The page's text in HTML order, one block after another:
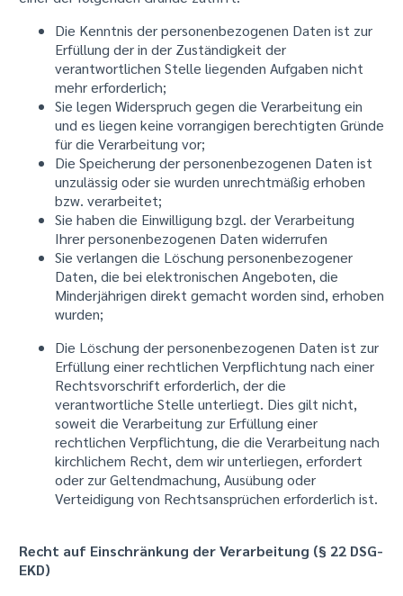
Die Kenntnis der personenbezogenen Daten ist zur
Erfüllung der in der Zuständigkeit der
verantwortlichen Stelle liegenden Aufgaben nicht
mehr erforderlich;
Sie legen Widerspruch gegen die Verarbeitung ein
und es liegen keine vorrangigen berechtigten Gründe
für die Verarbeitung vor;
Die Speicherung der personenbezogenen Daten ist
unzulässig oder sie wurden unrechtmäßig erhoben
bzw. verarbeitet;
Sie haben die Einwilligung bzgl. der Verarbeitung
Ihrer personenbezogenen Daten widerrufen
Sie verlangen die Löschung personenbezogener
Daten, die bei elektronischen Angeboten, die
Minderjährigen direkt gemacht worden sind, erhoben
wurden;
Die Löschung der personenbezogenen Daten ist zur
Erfüllung einer rechtlichen Verpflichtung nach einer
Rechtsvorschrift erforderlich, der die
verantwortliche Stelle unterliegt. Dies gilt nicht,
soweit die Verarbeitung zur Erfüllung einer
rechtlichen Verpflichtung, die die Verarbeitung nach
kirchlichem Recht, dem wir unterliegen, erfordert
oder zur Geltendmachung, Ausübung oder
Verteidigung von Rechtsansprüchen erforderlich ist.
Recht auf Einschränkung der Verarbeitung (§ 22 DSG-
EKD)